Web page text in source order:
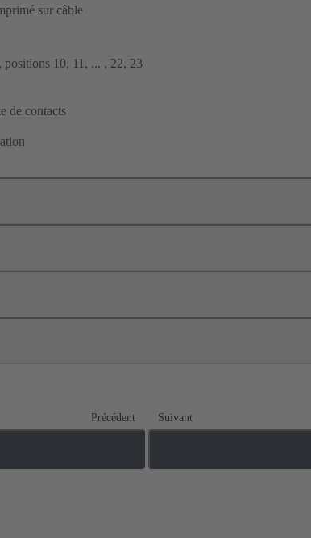
sur câble
positions 10, 11, ... , 22, 23
de contacts
Précédent Suivant